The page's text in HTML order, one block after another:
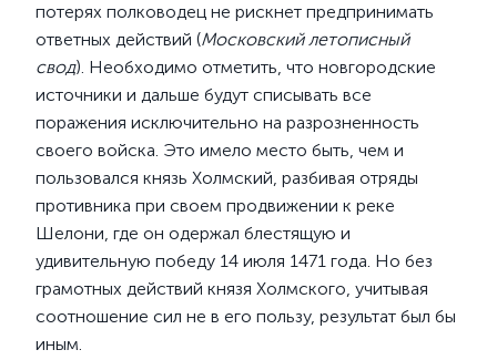
потерях полководец не рискнет предпринимать
ответных действий (Московский летописный
свод). Необходимо отметить, что новгородские
источники и дальше будут списывать все
поражения исключительно на разрозненность
своего войска. Это имело место быть, чем и
пользовался князь Холмский, разбивая отряды
противника при своем продвижении к реке
Шелони, где он одержал блестящую и
удивительную победу 14 июля 1471 года. Но без
грамотных действий князя Холмского, учитывая
соотношение сил не в его пользу, результат был бы
иным.